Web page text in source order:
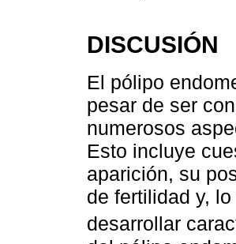
DISCUSIÓN
El pólipo
pesar de ser
numerosos
Esto incluye
aparición, su
de fertilidad y,
desarrollar